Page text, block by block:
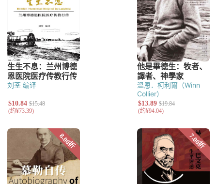
刘荃 编译
溫恩．柯利爾（Winn
Collier）